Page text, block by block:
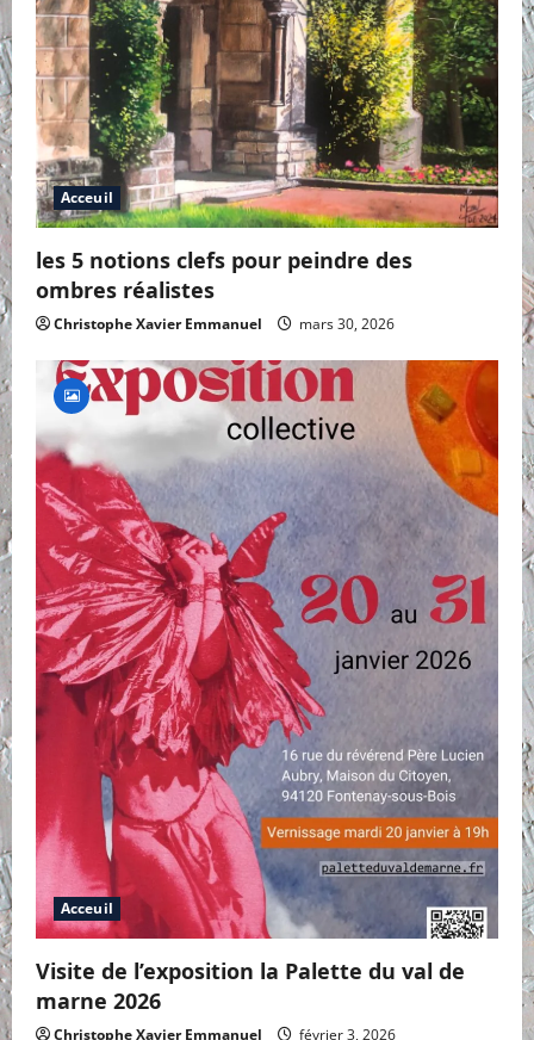
Acceuil
les 5 notions clefs pour peindre des
ombres réalistes
Christophe Xavier Emmanuel mars 30, 2026
Acceuil
Visite de l’exposition la Palette du val de
marne 2026
Christophe Xavier Emmanuel février 3, 2026